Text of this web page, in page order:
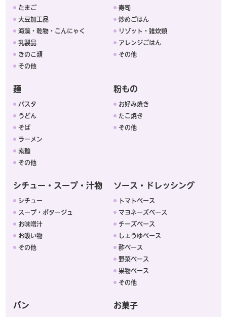
たまご
大豆加工品
海藻・乾物・こんにゃく
乳製品
きのこ類
その他
寿司
炒めごはん
リゾット・雑炊類
アレンジごはん
その他
麺
パスタ
うどん
そば
ラーメン
素麺
その他
粉もの
お好み焼き
たこ焼き
その他
シチュー・スープ・汁物
シチュー
スープ・ポタージュ
お味噌汁
お吸い物
その他
ソース・ドレッシング
トマトベース
マヨネーズベース
チーズベース
しょうゆベース
酢ベース
野菜ベース
果物ベース
その他
パン お菓子